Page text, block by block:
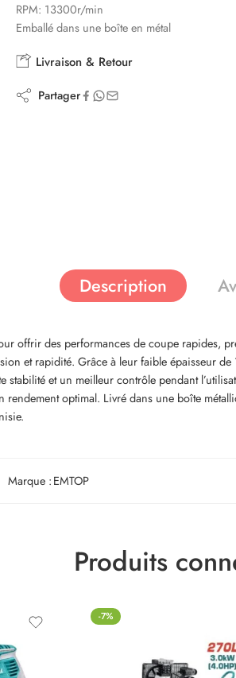
RPM: 13300r/min
Emballé dans une boîte en métal
Livraison & Retour
Partager
Description
offrir des performances de coupe rapides,
et rapidité. Grâce à leur faible épaisseur
et un meilleur contrôle pendant
optimal. Livré dans une boîte
Marque :EMTOP
Produits
-7%